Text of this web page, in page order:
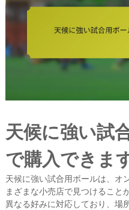
天候に強い試
で購入できま
天候に強い試合用ボールは、オ
まざまな小売店で見つけること
異なる好みに対応しており、場